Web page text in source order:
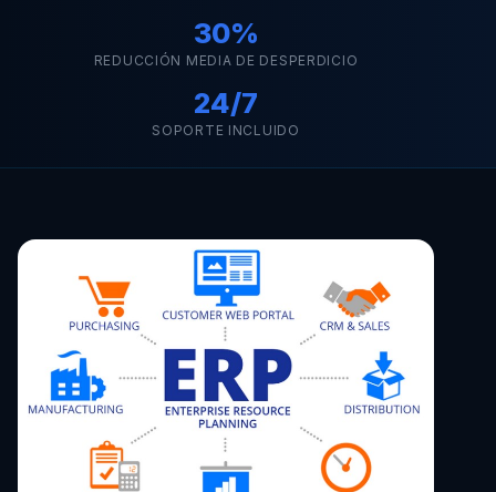
30%
REDUCCIÓN MEDIA DE DESPERDICIO
24/7
SOPORTE INCLUIDO